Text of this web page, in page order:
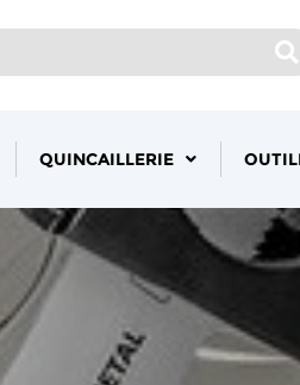
QUINCAILLERIE